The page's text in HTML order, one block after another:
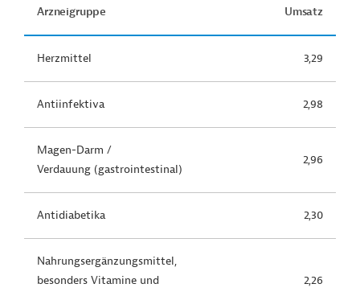
Arzneigruppe Umsatz
Herzmittel 3,29
Antiinfektiva 2,98
Magen-Darm /
Verdauung (gastrointestinal)
2,96
Antidiabetika 2,30
Nahrungsergänzungsmittel,
besonders Vitamine und
2,26